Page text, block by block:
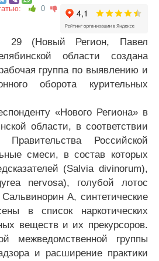
0
29 (Новый Регион, Павел
области создана
группа по выявлению и
оборота курительных
«Нового Региона» в
области, в соответствии
Российской
смеси, в состав которых
(Salvia divinorum),
nervosa), голубой лотос
А, синтетические
в список наркотических
веществ и их прекурсоров.
межведомственной группы
и расширение практики